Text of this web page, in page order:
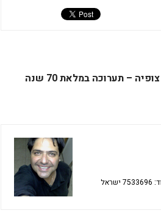
עין לציון צופיה – תערוכה במלאת 70 שנה